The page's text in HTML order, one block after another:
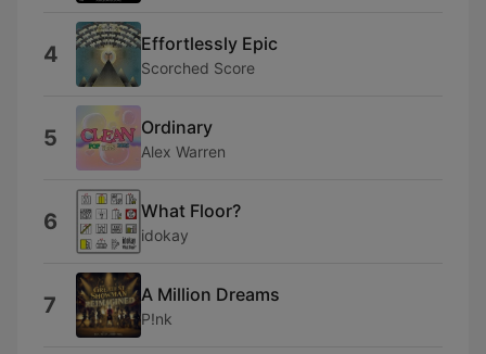
4 Effortlessly Epic
Scorched Score
5 Ordinary
Alex Warren
6 What Floor?
idokay
7 A Million Dreams
P!nk